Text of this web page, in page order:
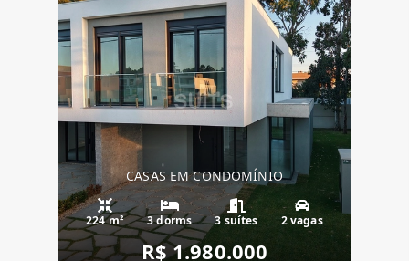
CASAS EM CONDOMÍNIO
224 m² 3 dorms 3 suítes 2 vagas
R$ 1.980.000